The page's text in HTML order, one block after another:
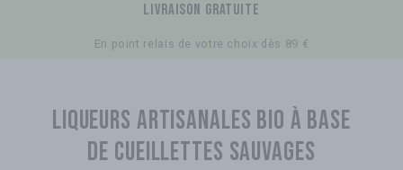
LIVRAISON GRATUITE
En point relais de votre choix dès 89 €
Liqueurs artisanales bio à base
de cueillettes sauvages